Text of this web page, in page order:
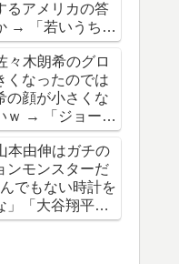
るアメリカの答
→ 「若いうちか
れても期待通り
を築けるのはほ
だからな」「大
出したのはクリ
でしかないわ」
々木朗希のグロ
くなったのでは
の顔が小さくな
ｗ → 「ジョーク
ことは絶好調の
「癖なのか精神
のか分からない
に進んだのはい
本由伸はガチの
ンモンスターだ
でもない時計を
」「大谷翔平と
」